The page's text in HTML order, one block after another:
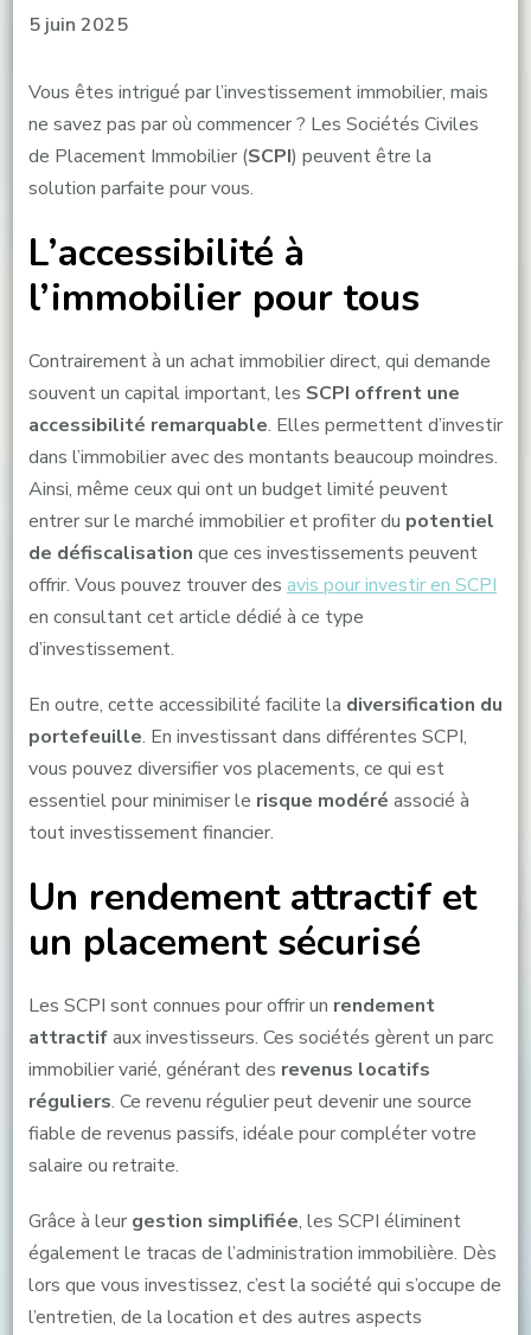
5 juin 2025
Vous êtes intrigué par l’investissement immobilier, mais
ne savez pas par où commencer ? Les Sociétés Civiles
de Placement Immobilier (SCPI) peuvent être la
solution parfaite pour vous.
L’accessibilité à
l’immobilier pour tous
Contrairement à un achat immobilier direct, qui demande
souvent un capital important, les SCPI offrent une
accessibilité remarquable. Elles permettent d’investir
dans l’immobilier avec des montants beaucoup moindres.
Ainsi, même ceux qui ont un budget limité peuvent
entrer sur le marché immobilier et profiter du potentiel
de défiscalisation que ces investissements peuvent
offrir. Vous pouvez trouver des avis pour investir en SCPI
en consultant cet article dédié à ce type
d’investissement.
En outre, cette accessibilité facilite la diversification du
portefeuille. En investissant dans différentes SCPI,
vous pouvez diversifier vos placements, ce qui est
essentiel pour minimiser le risque modéré associé à
tout investissement financier.
Un rendement attractif et
un placement sécurisé
Les SCPI sont connues pour offrir un rendement
attractifaux investisseurs. Ces sociétés gèrent un parc
immobilier varié, générant des revenus locatifs
réguliers. Ce revenu régulier peut devenir une source
fiable de revenus passifs, idéale pour compléter votre
salaire ou retraite.
Grâce à leur gestion simplifiée, les SCPI éliminent
également le tracas de l’administration immobilière. Dès
lors que vous investissez, c’est la société qui s’occupe de
l’entretien, de la location et des autres aspects